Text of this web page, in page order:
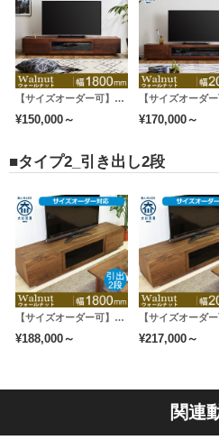
フェ
本体の底には床が傷つきにく
います。
本体をずらしたいときでも楽
【サイズオーダー可】天然木、無垢材使用テレビボード 凛／RIN-幅1800mm（ウォールナット・ウォルナット‐シンプル）st
¥150,000～ ¥170,000～
■タイプ2_引き出し2段
【サイズオーダー可】天然木、無垢材使用テレビボード 凛／RIN タイプ２-幅1800mm（ウォールナット・ウォルナット）
¥188,000～ ¥217,000～
関連